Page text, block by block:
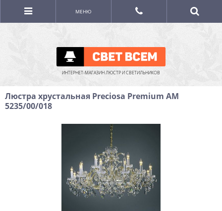
ИНТЕРНЕТ-МАГАЗИН ЛЮСТР И СВЕТИЛЬНИКОВ
МЕНЮ
Люстра хрустальная Preciosa Premium AM
5235/00/018